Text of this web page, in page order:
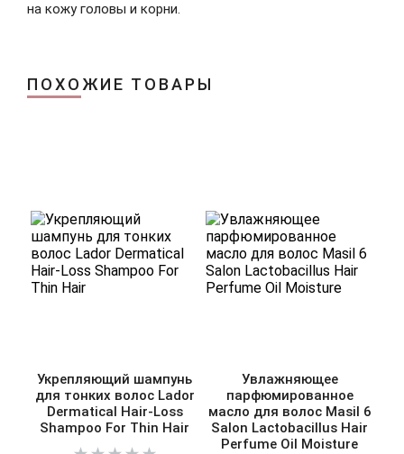
на кожу головы и корни.
ПОХОЖИЕ ТОВАРЫ
Укрепляющий шампунь
для тонких волос Lador
Dermatical Hair-Loss
Shampoo For Thin Hair
Увлажняющее
парфюмированное
масло для волос Masil 6
Salon Lactobacillus Hair
Perfume Oil Moisture